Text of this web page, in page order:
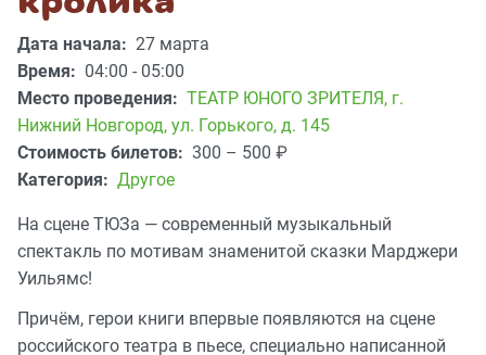
Дата начала: 27 марта
Время: 04:00 - 05:00
Место проведения: ТЕАТР ЮНОГО ЗРИТЕЛЯ, г.
Нижний Новгород, ул. Горького, д. 145
Стоимость билетов: 300 – 500 ₽
Категория: Другое
На сцене ТЮЗа — современный музыкальный
спектакль по мотивам знаменитой сказки Марджери
Уильямс!
Причём, герои книги впервые появляются на сцене
российского театра в пьесе, специально написанной